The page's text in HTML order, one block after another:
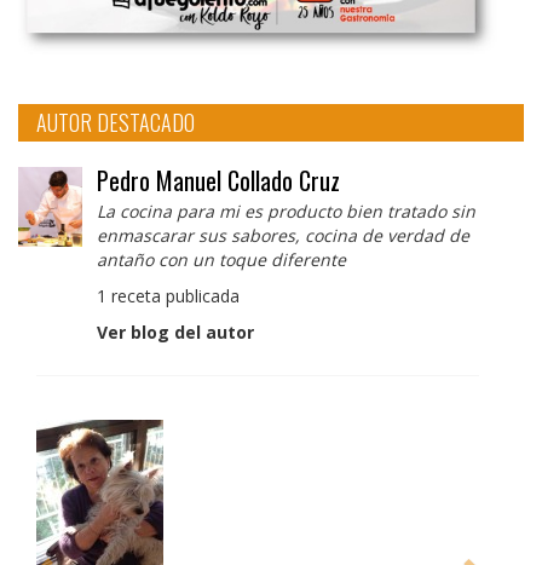
AUTOR DESTACADO
Pedro Manuel Collado Cruz
La cocina para mi es producto bien tratado sin
enmascarar sus sabores, cocina de verdad de
antaño con un toque diferente
1 receta publicada
Ver blog del autor